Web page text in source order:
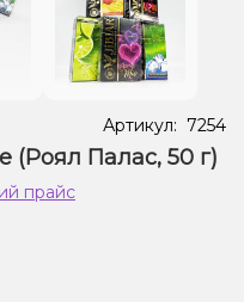
Артикул: 7254
(Роял Палас, 50 ​​г)
прайс